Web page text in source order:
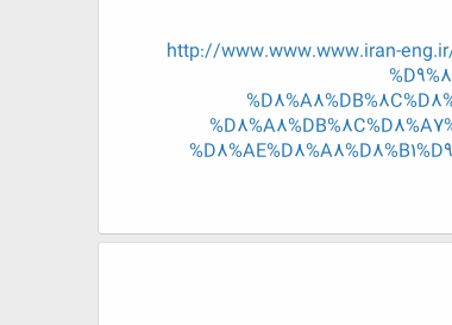
http://www.www.www.iran-eng.ir/